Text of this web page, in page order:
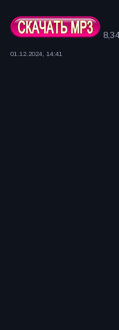
01.12.2024, 14:41